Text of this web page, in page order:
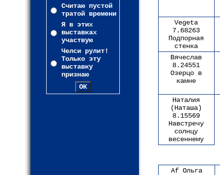
Считаю пустой
тратой времени
Я в этих
выставках
участвую
Челси рулит!
Только эту
выставку
признаю
Vegeta
7.68263
Подпорная
стенка
Вячеслав
8.24551
Озерцо в
камне
Наталия
(Наташа)
8.15569
Навстречу
солнцу
весеннему
Af Ольга